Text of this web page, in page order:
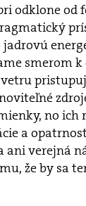
odklone
smerom
no ich
a
ani verejná
že by sa